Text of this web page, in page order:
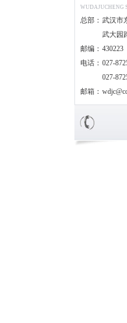
WUDAJUCHENG
总部： 武汉市
武大园
邮编： 430223
电话： 027-
027-
邮箱：